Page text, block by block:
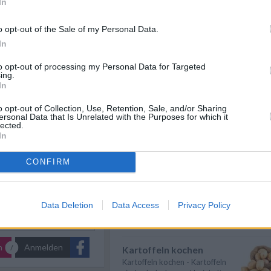
opt-out of the Sale of my Personal Data.
opt-out of processing my Personal Data for Targeted
opt-out of Collection, Use, Retention, Sale, and/or Sharing
Data that Is Unrelated with the Purposes for which it
CONFIRM
Data Deletion Data Access Privacy Policy
Rezepte /
Rezepte
Rezepte /
Anmelden
Spargel kochen - Hier gibt es
Nudeln kochen
Thema: Wie k... » mehr
nützliche Informationen zum
Suppen kochen - so gelingt es.
Kartoffeln kochen
Kartoffeln kochen - Kartoffeln